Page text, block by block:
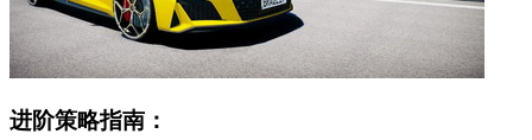
进阶策略指南：